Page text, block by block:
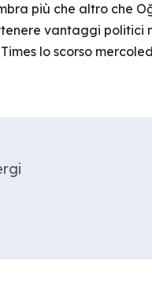
più che altro che
vantaggi politici
lo scorso